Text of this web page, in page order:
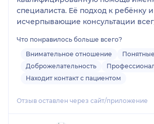
специалиста. Её подход к ребёнку и
исчерпывающие консультации
себя уверенно в вопросах,
наших детей. Мы высоко ценим её
искренне благодарны за
Что понравилось больше всего?
Внимательное отношение
Доброжелательность
Находит контакт с пациентом
Отзыв оставлен через сайт/приложение